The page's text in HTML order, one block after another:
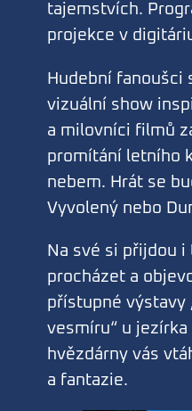
tajemstvích.
projekce v
Hudební fanoušci
vizuální show
a milovníci filmů
promítání letního
nebem. Hrát se
Vyvolený nebo
Na své si přijdou
procházet a
přístupné výstavy
vesmíru“ u jezírka
hvězdárny vás
a fantazie.